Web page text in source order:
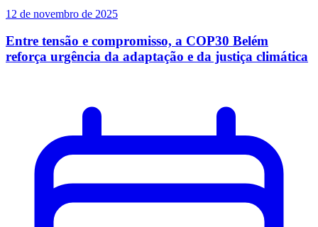
12 de novembro de 2025
Entre tensão e compromisso, a COP30 Belém
reforça urgência da adaptação e da justiça climática